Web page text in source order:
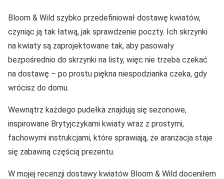
Bloom & Wild szybko przedefiniował dostawę kwiatów,
czyniąc ją tak łatwą, jak sprawdzenie poczty. Ich skrzynki
na kwiaty są zaprojektowane tak, aby pasowały
bezpośrednio do skrzynki na listy, więc nie trzeba czekać
na dostawę – po prostu piękna niespodzianka czeka, gdy
wrócisz do domu.
Wewnątrz każdego pudełka znajdują się sezonowe,
inspirowane Brytyjczykami kwiaty wraz z prostymi,
fachowymi instrukcjami, które sprawiają, że aranżacja staje
się zabawną częścią prezentu.
W mojej recenzji dostawy kwiatów Bloom & Wild doceniłem